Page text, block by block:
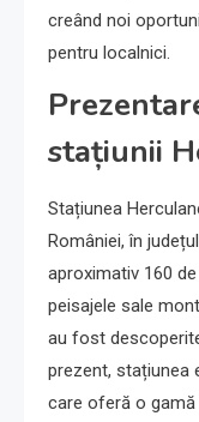
creând noi
pentru localnici.
stațiunii
Stațiunea
României, în
aproximativ 160
peisajele sale
au fost
prezent, stațiunea
care oferă o